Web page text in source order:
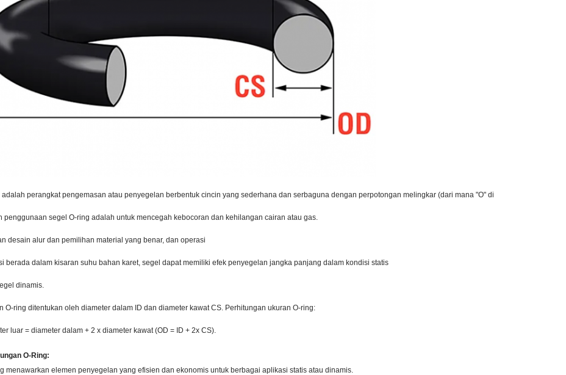
adalah perangkat pengemasan atau penyegelan berbentuk cincin yang sederhana dan serbaguna dengan perpotongan melingkar (dari mana "O" di
penggunaan segel O-ring adalah untuk mencegah kebocoran dan kehilangan cairan atau gas.
desain alur dan pemilihan material yang benar, dan operasi
berada dalam kisaran suhu bahan karet, segel dapat memiliki efek penyegelan jangka panjang dalam kondisi statis
dinamis.
O-ring ditentukan oleh diameter dalam ID dan diameter kawat CS. Perhitungan ukuran O-ring:
luar = diameter dalam + 2 x diameter kawat (OD = ID + 2x CS).
O-Ring:
menawarkan elemen penyegelan yang efisien dan ekonomis untuk berbagai aplikasi statis atau dinamis.